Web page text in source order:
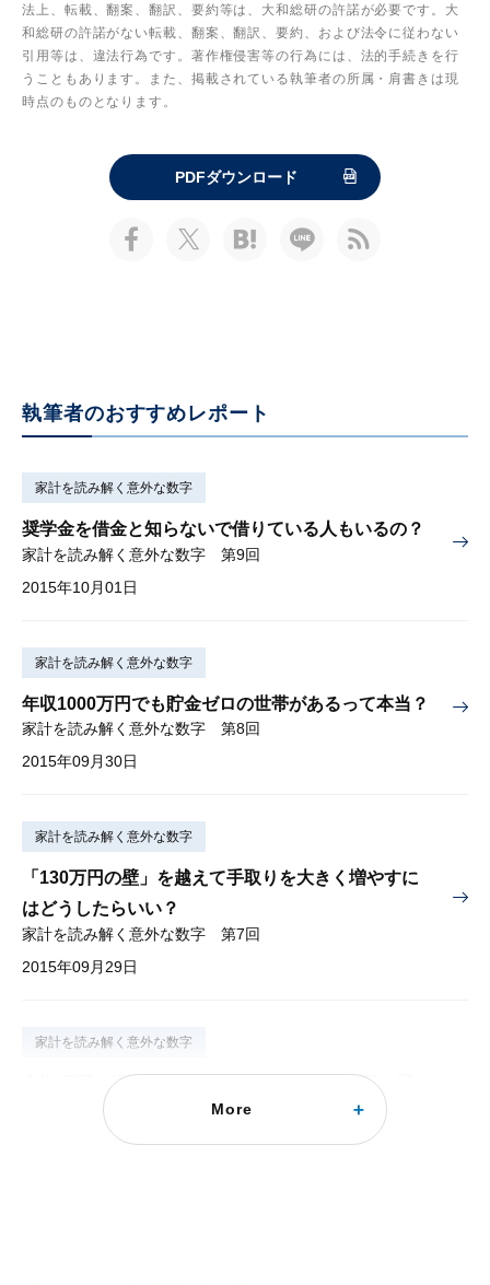
法上、転載、翻案、翻訳、要約等は、大和総研の許諾が必要です。大
和総研の許諾がない転載、翻案、翻訳、要約、および法令に従わない
引用等は、違法行為です。著作権侵害等の行為には、法的手続きを行
うこともあります。また、掲載されている執筆者の所属・肩書きは現
時点のものとなります。
PDFダウンロード
執筆者のおすすめレポート
家計を読み解く意外な数字
奨学金を借金と知らないで借りている人もいるの？
家計を読み解く意外な数字 第9回
2015年10月01日
家計を読み解く意外な数字
年収1000万円でも貯金ゼロの世帯があるって本当？
家計を読み解く意外な数字 第8回
2015年09月30日
家計を読み解く意外な数字
「130万円の壁」を越えて手取りを大きく増やすに
はどうしたらいい？
家計を読み解く意外な数字 第7回
2015年09月29日
家計を読み解く意外な数字
女性活躍を阻む「103万円の壁」と「130万円の壁」
ってなに？
家計を読み解く意外な数字 第6回
More